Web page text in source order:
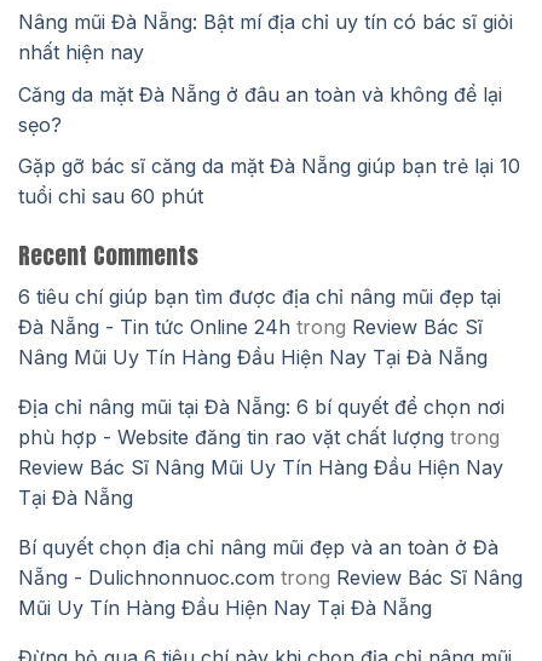
Nâng mũi Đà Nẵng: Bật mí địa chỉ uy tín có bác sĩ giỏi
nhất hiện nay
Căng da mặt Đà Nẵng ở đâu an toàn và không để lại
sẹo?
Gặp gỡ bác sĩ căng da mặt Đà Nẵng giúp bạn trẻ lại 10
tuổi chỉ sau 60 phút
Recent Comments
6 tiêu chí giúp bạn tìm được địa chỉ nâng mũi đẹp tại
Đà Nẵng - Tin tức Online 24h trong Review Bác Sĩ
Nâng Mũi Uy Tín Hàng Đầu Hiện Nay Tại Đà Nẵng
Địa chỉ nâng mũi tại Đà Nẵng: 6 bí quyết để chọn nơi
phù hợp - Website đăng tin rao vặt chất lượng trong
Review Bác Sĩ Nâng Mũi Uy Tín Hàng Đầu Hiện Nay
Tại Đà Nẵng
Bí quyết chọn địa chỉ nâng mũi đẹp và an toàn ở Đà
Nẵng - Dulichnonnuoc.com trong Review Bác Sĩ Nâng
Mũi Uy Tín Hàng Đầu Hiện Nay Tại Đà Nẵng